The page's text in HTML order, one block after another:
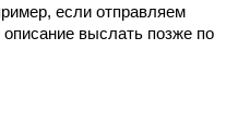
если отправляем
выслать позже по